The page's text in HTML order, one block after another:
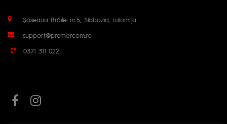
Șoseaua Brăilei nr.5, Slobozia, Ialomița
support@premiercom.ro
0371 311 022